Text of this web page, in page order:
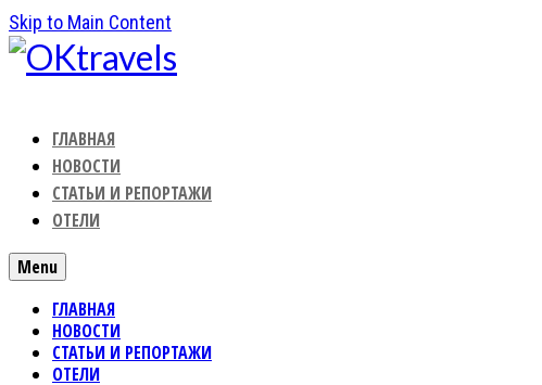
Skip to Main Content
ГЛАВНАЯ
НОВОСТИ
СТАТЬИ И РЕПОРТАЖИ
ОТЕЛИ
Menu
ГЛАВНАЯ
НОВОСТИ
СТАТЬИ И РЕПОРТАЖИ
ОТЕЛИ